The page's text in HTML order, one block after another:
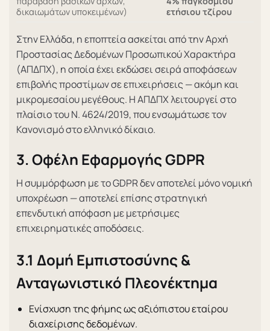
δικαιωμάτων υποκειμένων)
ετήσιου τζίρου
Στην Ελλάδα, η εποπτεία ασκείται από την Αρχή
Προστασίας Δεδομένων Προσωπικού Χαρακτήρα
(ΑΠΔΠΧ), η οποία έχει εκδώσει σειρά αποφάσεων
επιβολής προστίμων σε επιχειρήσεις — ακόμη και
μικρομεσαίου μεγέθους. Η ΑΠΔΠΧ λειτουργεί στο
πλαίσιο του Ν. 4624/2019, που ενσωμάτωσε τον
Κανονισμό στο ελληνικό δίκαιο.
3. Οφέλη Εφαρμογής GDPR
Η συμμόρφωση με το GDPR δεν αποτελεί μόνο νομική
υποχρέωση — αποτελεί επίσης στρατηγική
επενδυτική απόφαση με μετρήσιμες
επιχειρηματικές αποδόσεις.
3.1 Δομή Εμπιστοσύνης &
Ανταγωνιστικό Πλεονέκτημα
Ενίσχυση της φήμης ως αξιόπιστου εταίρου
διαχείρισης δεδομένων.